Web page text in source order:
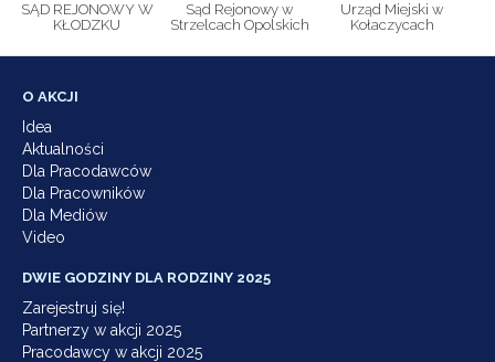
SĄD REJONOWY W
KŁODZKU
Sąd Rejonowy w
Strzelcach Opolskich
Urząd Miejski w
Kołaczycach
O AKCJI
Idea
Aktualności
Dla Pracodawców
Dla Pracowników
Dla Mediów
Video
DWIE GODZINY DLA RODZINY 2025
Zarejestruj się!
Partnerzy w akcji 2025
Pracodawcy w akcji 2025